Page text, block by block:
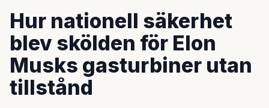
Hur nationell säkerhet
blev skölden för Elon
Musks gasturbiner utan
tillstånd